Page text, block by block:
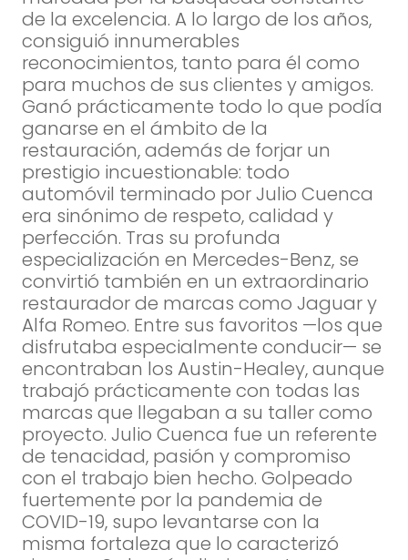
de la excelencia. A lo largo de los años,
consiguió innumerables
reconocimientos, tanto para él como
para muchos de sus clientes y amigos.
Ganó prácticamente todo lo que podía
ganarse en el ámbito de la
restauración, además de forjar un
prestigio incuestionable: todo
automóvil terminado por Julio Cuenca
era sinónimo de respeto, calidad y
perfección. Tras su profunda
especialización en Mercedes-Benz, se
convirtió también en un extraordinario
restaurador de marcas como Jaguar y
Alfa Romeo. Entre sus favoritos —los que
disfrutaba especialmente conducir— se
encontraban los Austin-Healey, aunque
trabajó prácticamente con todas las
marcas que llegaban a su taller como
proyecto. Julio Cuenca fue un referente
de tenacidad, pasión y compromiso
con el trabajo bien hecho. Golpeado
fuertemente por la pandemia de
COVID-19, supo levantarse con la
misma fortaleza que lo caracterizó